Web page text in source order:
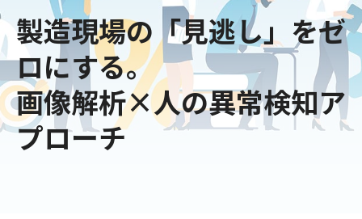
製造現場の「見逃し」をゼ
ロにする。
画像解析×人の異常検知ア
プローチ